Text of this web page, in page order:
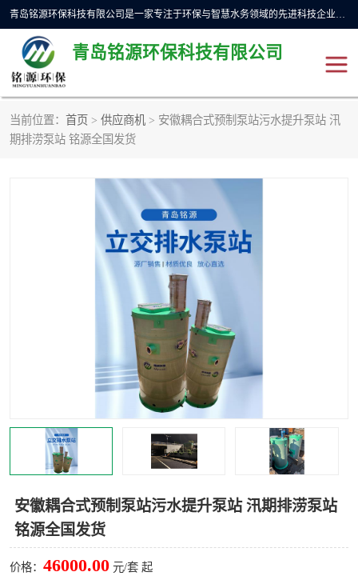
青岛铭源环保科技有限公司是一家专注于环保与智慧水务领域的先进科技企业，公司专注于云智能一体化预制泵站、水务循环利用、海绵城市、云智慧水务开发及新型环保技术研发等领域。铭源环保以为客户提供优质产品、专业技术服务为己任。为客户提供量身定制方案，提供多种配置方案满足实际使用要求。严控供货周期，并提供高标准后期维护。以环保为己任，视质量如生命，以技术做先导，靠诚信赢客户。
青岛铭源环保科技有限公司
当前位置： 首页 > 供应商机 > 安徽耦合式预制泵站污水提升泵站 汛
期排涝泵站 铭源全国发货
安徽耦合式预制泵站污水提升泵站 汛期排涝泵站
铭源全国发货
价格： 46000.00 元/套 起
一体化HMPP泵站
智能旋转喷射器
液动限流闸门
加压泵房/灌溉泵房 一体化预制泵站
真空冲洗装置
门式冲洗装置
智能一体化灌溉泵房 一体化污水处理泵房
浅层砂过滤装置
一体化泵闸 柔性截污
真空冲洗设备
水平自清洗格栅